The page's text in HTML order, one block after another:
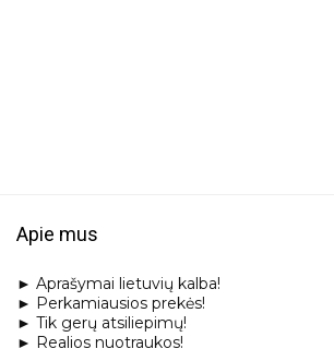
Apie mus
► Aprašymai lietuvių kalba!
► Perkamiausios prekės!
► Tik gerų atsiliepimų!
► Realios nuotraukos!